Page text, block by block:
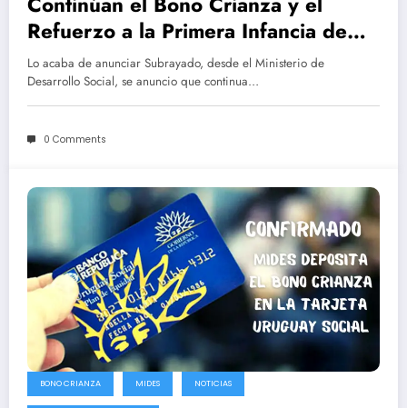
Refuerzo a la Primera Infancia de
MIDES
Lo acaba de anunciar Subrayado, desde el Ministerio de
Desarrollo Social, se anuncio que continua…
0 Comments
BONO CRIANZA MIDES NOTICIAS